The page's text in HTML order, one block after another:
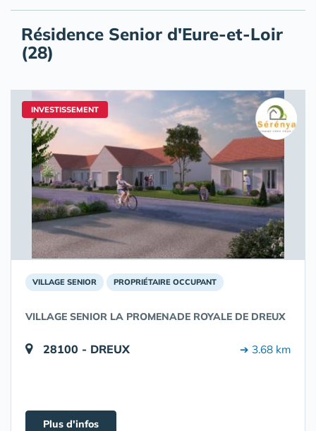
Résidence Senior d'Eure-et-Loir
(28)
INVESTISSEMENT
VILLAGE SENIOR PROPRIÉTAIRE OCCUPANT
VILLAGE SENIOR LA PROMENADE ROYALE DE DREUX
28100 - DREUX ➔ 3.68 km
Plus d'infos